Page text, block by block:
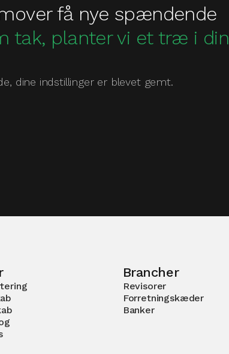
få nye spændende
tak, planter vi et træ i din
dine indstillinger er blevet gemt.
Brancher
Revisorer
Forretningskæder
Banker